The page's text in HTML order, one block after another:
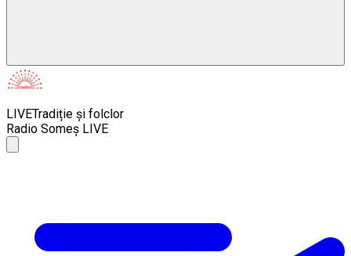
LIVETradiție și folclor
Radio Someș LIVE